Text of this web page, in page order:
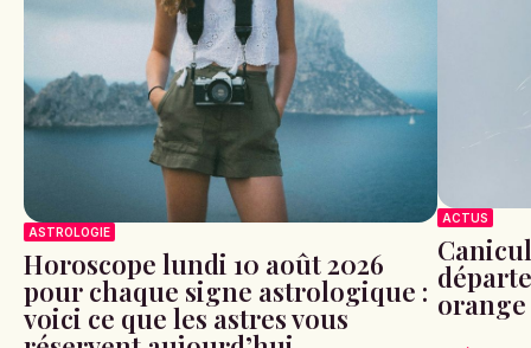
ASTROLOGIE
Horoscope lundi 10 août 2026
pour chaque signe astrologique :
voici ce que les astres vous
ACTUS